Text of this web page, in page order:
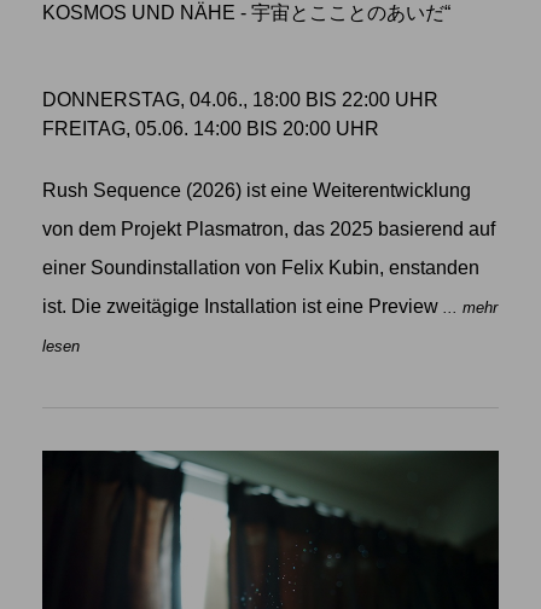
KOSMOS UND NÄHE - 宇宙とこことのあいだ“
DONNERSTAG, 04.06., 18:00 BIS 22:00 UHR
FREITAG, 05.06. 14:00 BIS 20:00 UHR
Rush Sequence (2026) ist eine Weiterentwicklung
von dem Projekt Plasmatron, das 2025 basierend auf
einer Soundinstallation von Felix Kubin, enstanden
ist. Die zweitägige Installation ist eine Preview ... mehr
lesen